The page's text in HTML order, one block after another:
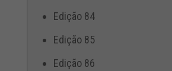
Edição 84
Edição 85
Edição 86